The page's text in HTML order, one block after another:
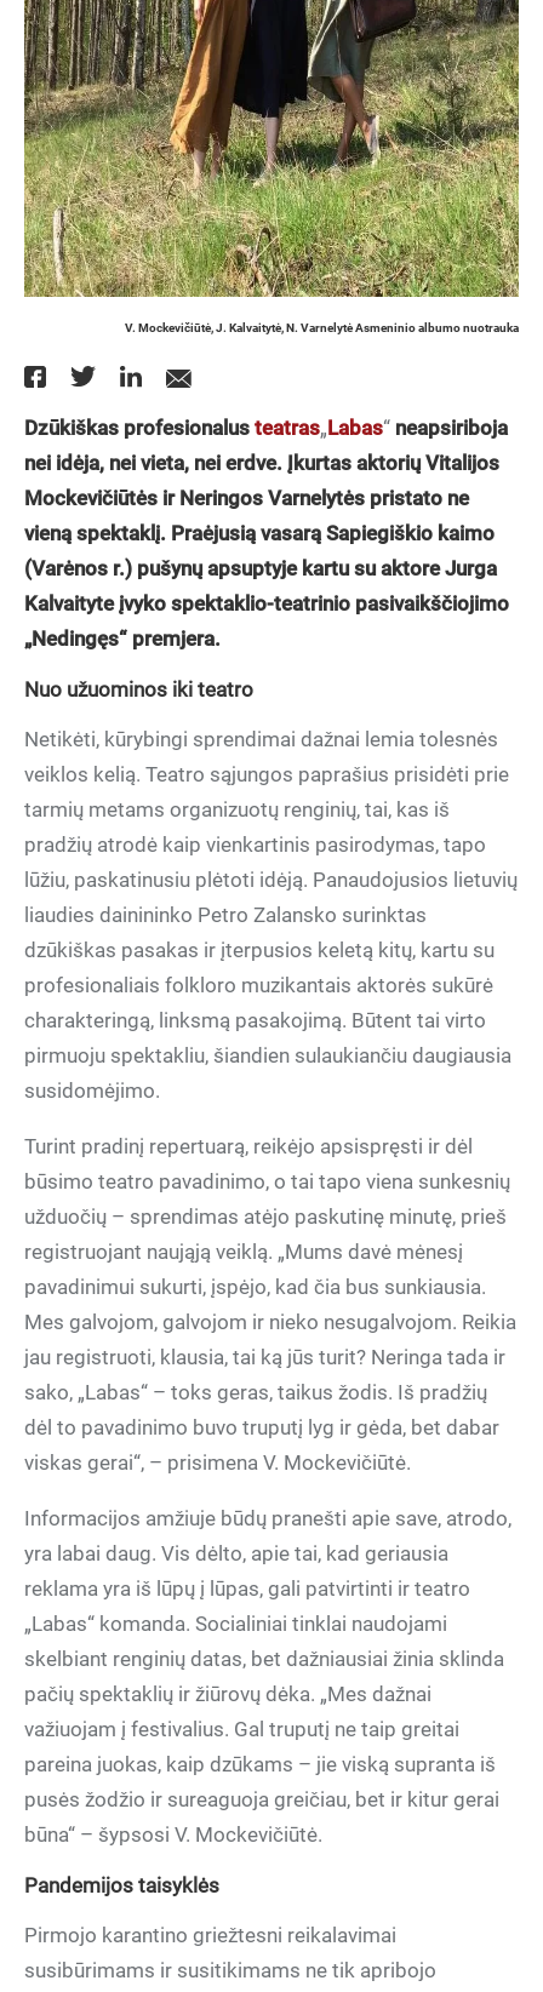
V. Mockevičiūtė, J. Kalvaitytė, N. Varnelytė Asmeninio albumo nuotrauka
Dzūkiškas profesionalus teatras„Labas“ neapsiriboja
nei idėja, nei vieta, nei erdve. Įkurtas aktorių Vitalijos
Mockevičiūtės ir Neringos Varnelytės pristato ne
vieną spektaklį. Praėjusią vasarą Sapiegiškio kaimo
(Varėnos r.) pušynų apsuptyje kartu su aktore Jurga
Kalvaityte įvyko spektaklio-teatrinio pasivaikščiojimo
„Nedingęs“ premjera.
Nuo užuominos iki teatro
Netikėti, kūrybingi sprendimai dažnai lemia tolesnės
veiklos kelią. Teatro sąjungos paprašius prisidėti prie
tarmių metams organizuotų renginių, tai, kas iš
pradžių atrodė kaip vienkartinis pasirodymas, tapo
lūžiu, paskatinusiu plėtoti idėją. Panaudojusios lietuvių
liaudies dainininko Petro Zalansko surinktas
dzūkiškas pasakas ir įterpusios keletą kitų, kartu su
profesionaliais folkloro muzikantais aktorės sukūrė
charakteringą, linksmą pasakojimą. Būtent tai virto
pirmuoju spektakliu, šiandien sulaukiančiu daugiausia
susidomėjimo.
Turint pradinį repertuarą, reikėjo apsispręsti ir dėl
būsimo teatro pavadinimo, o tai tapo viena sunkesnių
užduočių – sprendimas atėjo paskutinę minutę, prieš
registruojant naująją veiklą. „Mums davė mėnesį
pavadinimui sukurti, įspėjo, kad čia bus sunkiausia.
Mes galvojom, galvojom ir nieko nesugalvojom. Reikia
jau registruoti, klausia, tai ką jūs turit? Neringa tada ir
sako, „Labas“ – toks geras, taikus žodis. Iš pradžių
dėl to pavadinimo buvo truputį lyg ir gėda, bet dabar
viskas gerai“, – prisimena V. Mockevičiūtė.
Informacijos amžiuje būdų pranešti apie save, atrodo,
yra labai daug. Vis dėlto, apie tai, kad geriausia
reklama yra iš lūpų į lūpas, gali patvirtinti ir teatro
„Labas“ komanda. Socialiniai tinklai naudojami
skelbiant renginių datas, bet dažniausiai žinia sklinda
pačių spektaklių ir žiūrovų dėka. „Mes dažnai
važiuojam į festivalius. Gal truputį ne taip greitai
pareina juokas, kaip dzūkams – jie viską supranta iš
pusės žodžio ir sureaguoja greičiau, bet ir kitur gerai
būna“ – šypsosi V. Mockevičiūtė.
Pandemijos taisyklės
Pirmojo karantino griežtesni reikalavimai
susibūrimams ir susitikimams ne tik apribojo